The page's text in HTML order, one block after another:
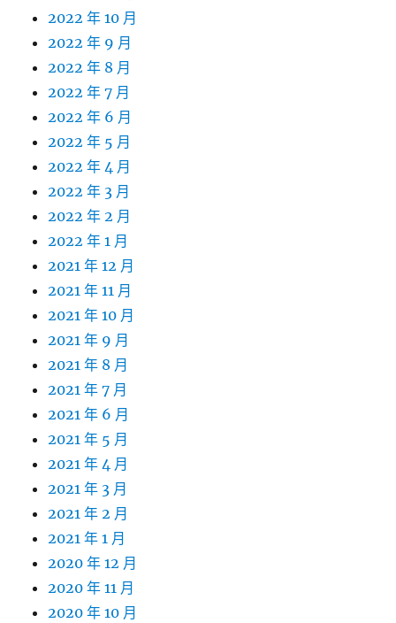
2022 年 10 月
2022 年 9 月
2022 年 8 月
2022 年 7 月
2022 年 6 月
2022 年 5 月
2022 年 4 月
2022 年 3 月
2022 年 2 月
2022 年 1 月
2021 年 12 月
2021 年 11 月
2021 年 10 月
2021 年 9 月
2021 年 8 月
2021 年 7 月
2021 年 6 月
2021 年 5 月
2021 年 4 月
2021 年 3 月
2021 年 2 月
2021 年 1 月
2020 年 12 月
2020 年 11 月
2020 年 10 月